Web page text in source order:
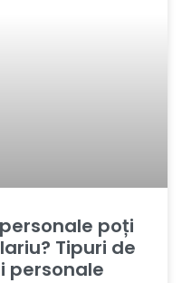
poți
Tipuri de
personale